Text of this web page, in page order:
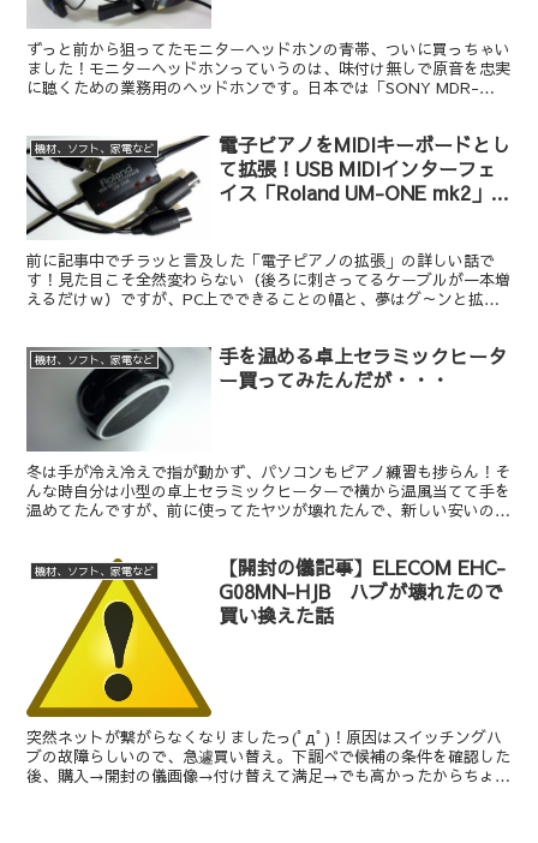
ずっと前から狙ってたモニターヘッドホンの青帯、ついに買っちゃい
ました！モニターヘッドホンっていうのは、味付け無しで原音を忠実
に聴くための業務用のヘッドホンです。日本では「SONY MDR-
いし！ｗｗ
機材、ソフト、家電など
電子ピアノをMIDIキーボードとし
て拡張！USB MIDIインターフェ
イス「Roland UM-ONE mk2」買
前に記事中でチラッと言及した「電子ピアノの拡張」の詳しい話で
す！見た目こそ全然変わらない（後ろに刺さってるケーブルが一本増
えるだけｗ）ですが、PC上でできることの幅と、夢はグ～ンと拡が
機材、ソフト、家電など
手を温める卓上セラミックヒータ
ー買ってみたんだが・・・
冬は手が冷え冷えで指が動かず、パソコンもピアノ練習も捗らん！そ
んな時自分は小型の卓上セラミックヒーターで横から温風当てて手を
温めてたんですが、前に使ってたヤツが壊れたんで、新しい安いのま
機材、ソフト、家電など
【開封の儀記事】ELECOM EHC-
G08MN-HJB ハブが壊れたので
買い換えた話
突然ネットが繋がらなくなりましたっ(ﾟдﾟ)！原因はスイッチングハ
ブの故障らしいので、急遽買い替え。下調べで候補の条件を確認した
後、購入→開封の儀画像→付け替えて満足→でも高かったからちょっ